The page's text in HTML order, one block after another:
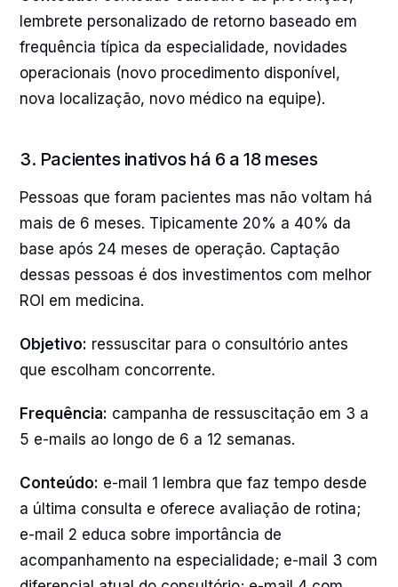
lembrete personalizado de retorno baseado em
frequência típica da especialidade, novidades
operacionais (novo procedimento disponível,
nova localização, novo médico na equipe).
3. Pacientes inativos há 6 a 18 meses
Pessoas que foram pacientes mas não voltam há
mais de 6 meses. Tipicamente 20% a 40% da
base após 24 meses de operação. Captação
dessas pessoas é dos investimentos com melhor
ROI em medicina.
Objetivo: ressuscitar para o consultório antes
que escolham concorrente.
Frequência: campanha de ressuscitação em 3 a
5 e-mails ao longo de 6 a 12 semanas.
Conteúdo: e-mail 1 lembra que faz tempo desde
a última consulta e oferece avaliação de rotina;
e-mail 2 educa sobre importância de
acompanhamento na especialidade; e-mail 3 com